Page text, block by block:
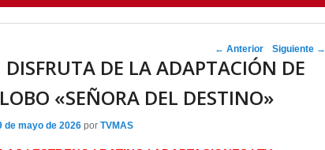
Navegador de
artículos
← Anterior Siguiente →
DISFRUTA DE LA ADAPTACIÓN DE
«SEÑORA DEL DESTINO»
de mayo de 2026 por TVMAS